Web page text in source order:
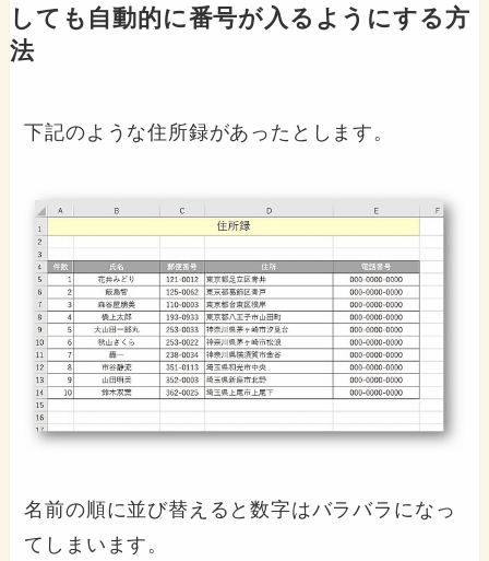
しても自動的に番号が入るようにする方
法
下記のような住所録があったとします。
名前の順に並び替えると数字はバラバラになっ
てしまいます。